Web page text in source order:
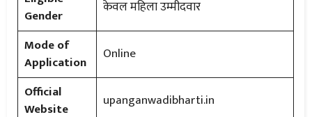
Gender
केवल महिला उम्मीदवार
Mode of
Application
Online
Official
Website
upanganwadibharti.in